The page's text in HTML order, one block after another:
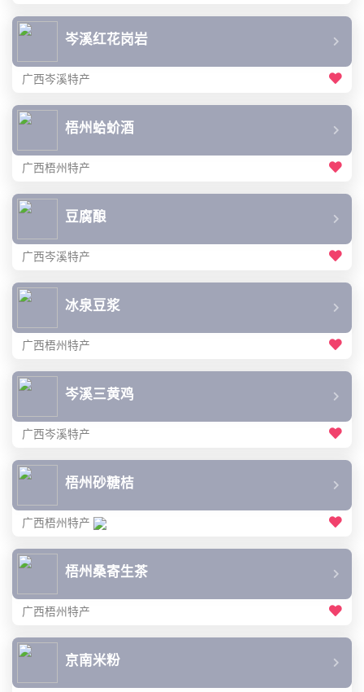
岑溪红花岗岩
广西岑溪特产
梧州蛤蚧酒
广西梧州特产
豆腐酿
广西岑溪特产
冰泉豆浆
广西梧州特产
岑溪三黄鸡
广西岑溪特产
梧州砂糖桔
广西梧州特产
梧州桑寄生茶
广西梧州特产
京南米粉